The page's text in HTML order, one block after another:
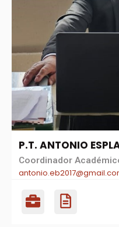
P.T. ANTONIO
Coordinador